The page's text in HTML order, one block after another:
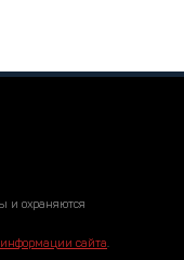
и охраняются
информации сайта.